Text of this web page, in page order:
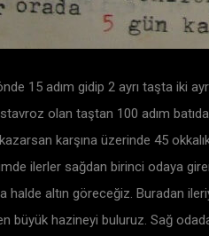
15 adım gidip 2 ayrı taşta iki
olan taştan 100 adım batıda
karşına üzerinde 45
ilerler sağdan birinci odaya
halde altın göreceğiz. Buradan
hazineyi buluruz. Sağ